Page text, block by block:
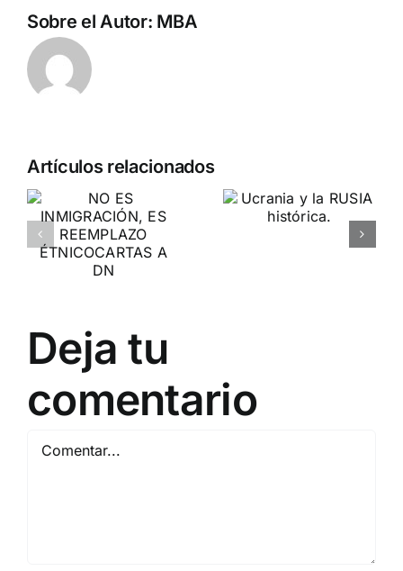
Sobre el Autor: MBA
Artículos relacionados
Ucrania y la
RUSIA
histórica.
Público,
Jordi
Borrás y
Deja tu
comentario